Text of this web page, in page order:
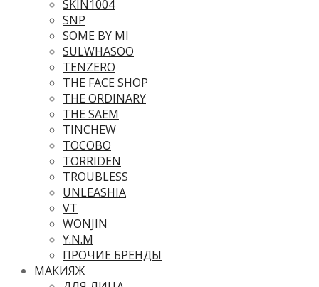
SKIN1004
SNP
SOME BY MI
SULWHASOO
TENZERO
THE FACE SHOP
THE ORDINARY
THE SAEM
TINCHEW
TOCOBO
TORRIDEN
TROUBLESS
UNLEASHIA
VT
WONJIN
Y.N.M
ПРОЧИЕ БРЕНДЫ
МАКИЯЖ